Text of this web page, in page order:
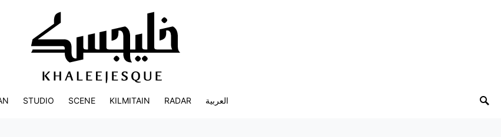
STUDIO SCENE KILMITAIN RADAR العربية